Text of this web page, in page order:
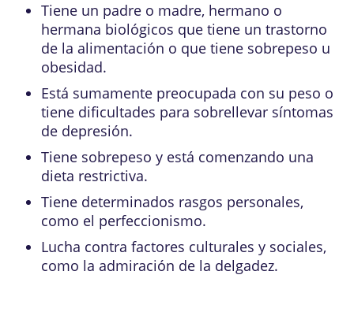
Tiene un padre o madre, hermano o
hermana biológicos que tiene un trastorno
de la alimentación o que tiene sobrepeso u
obesidad.
Está sumamente preocupada con su peso o
tiene dificultades para sobrellevar síntomas
de depresión.
Tiene sobrepeso y está comenzando una
dieta restrictiva.
Tiene determinados rasgos personales,
como el perfeccionismo.
Lucha contra factores culturales y sociales,
como la admiración de la delgadez.